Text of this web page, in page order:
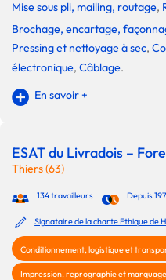
Mise sous pli, mailing, routage,
Brochage, encartage,
Pressing et nettoyage à sec,
électronique, Câblage.
En savoir +
ESAT du Livradois –
Thiers (63)
134 travailleurs Depuis
Signataire de la charte Ethique de
Conditionnement, logistique et
Impression, reprographie et marquage